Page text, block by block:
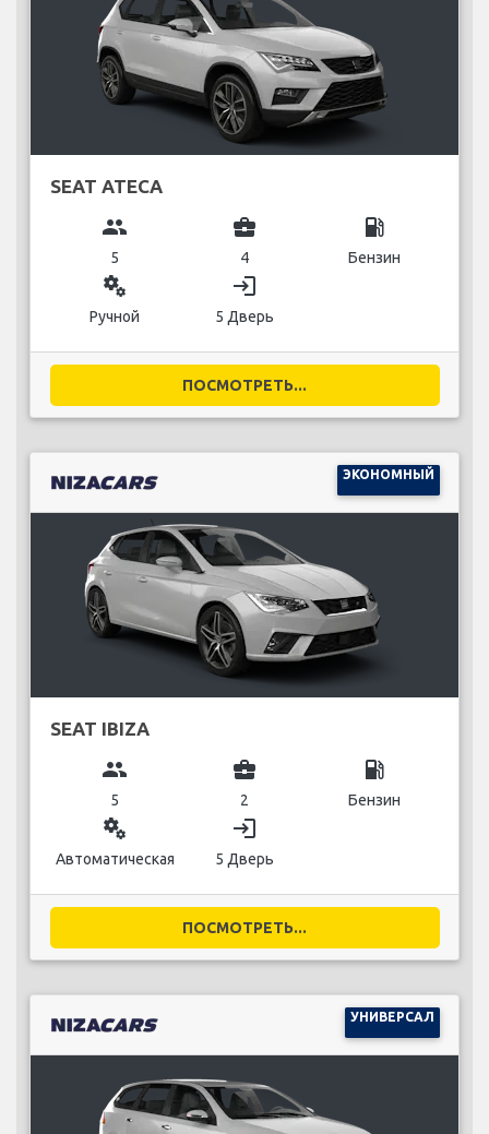
SEAT ATECA
group
5
business_center
4
local_gas_station
Бензин
miscellaneous_services
Ручной
login
5 Дверь
ПОСМОТРЕТЬ...
ЭКОНОМНЫЙ
SEAT IBIZA
group
5
business_center
2
local_gas_station
Бензин
miscellaneous_services
Автоматическая
login
5 Дверь
ПОСМОТРЕТЬ...
УНИВЕРСАЛ